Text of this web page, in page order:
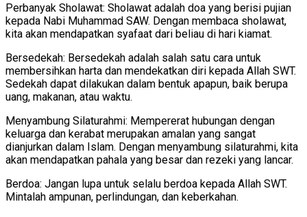
Perbanyak Sholawat: Sholawat adalah doa yang berisi pujian
kepada Nabi Muhammad SAW. Dengan membaca sholawat,
kita akan mendapatkan syafaat dari beliau di hari kiamat.
Bersedekah: Bersedekah adalah salah satu cara untuk
membersihkan harta dan mendekatkan diri kepada Allah SWT.
Sedekah dapat dilakukan dalam bentuk apapun, baik berupa
uang, makanan, atau waktu.
Menyambung Silaturahmi: Mempererat hubungan dengan
keluarga dan kerabat merupakan amalan yang sangat
dianjurkan dalam Islam. Dengan menyambung silaturahmi, kita
akan mendapatkan pahala yang besar dan rezeki yang lancar.
Berdoa: Jangan lupa untuk selalu berdoa kepada Allah SWT.
Mintalah ampunan, perlindungan, dan keberkahan.